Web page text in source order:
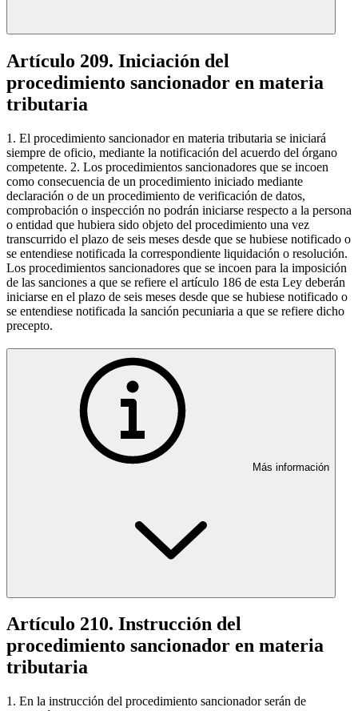
Artículo 209. Iniciación del
procedimiento sancionador en materia
tributaria
1. El procedimiento sancionador en materia tributaria se iniciará
siempre de oficio, mediante la notificación del acuerdo del órgano
competente. 2. Los procedimientos sancionadores que se incoen
como consecuencia de un procedimiento iniciado mediante
declaración o de un procedimiento de verificación de datos,
comprobación o inspección no podrán iniciarse respecto a la persona
o entidad que hubiera sido objeto del procedimiento una vez
transcurrido el plazo de seis meses desde que se hubiese notificado o
se entendiese notificada la correspondiente liquidación o resolución.
Los procedimientos sancionadores que se incoen para la imposición
de las sanciones a que se refiere el artículo 186 de esta Ley deberán
iniciarse en el plazo de seis meses desde que se hubiese notificado o
se entendiese notificada la sanción pecuniaria a que se refiere dicho
precepto.
Más información
Artículo 210. Instrucción del
procedimiento sancionador en materia
tributaria
1. En la instrucción del procedimiento sancionador serán de